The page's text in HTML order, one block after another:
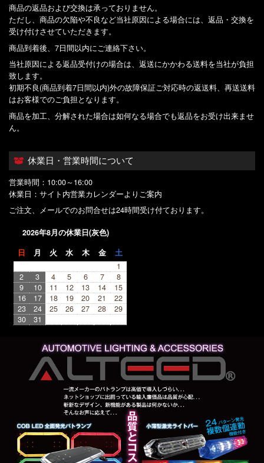
商品の返品および交換は承っておりません。
ただし、商品の欠陥や不良など当社原因による場合には、返品・交換を
受け付けさせていただきます。
商品到着後、7日間以内にご連絡下さい。
当社原因による返品受付けの場合は、返送にかかわる送料を当社が負担
致します。
初期不良(商品到着7日間以内)外の故障保証ご対応時の返送料、再送送料
はお客様でのご負担となります。
商品を加工、分解された場合は如何なる場合でも返品をお受け出来ませ
ん。
休業日・営業時間について
営業時間：10:00～16:00
休業日：サイト内営業カレンダーよりご案内
ご注文、メールでのお問合せは24時間受け付ております。
2026年8月の休業日(灰色)
日 月 火 水 木 金 土
1
2
3 4 5 6 7
8
9
10 11 12 13 14
15
16
17 18 19 20 21
22
23
24 25 26 27 28
29
30
31